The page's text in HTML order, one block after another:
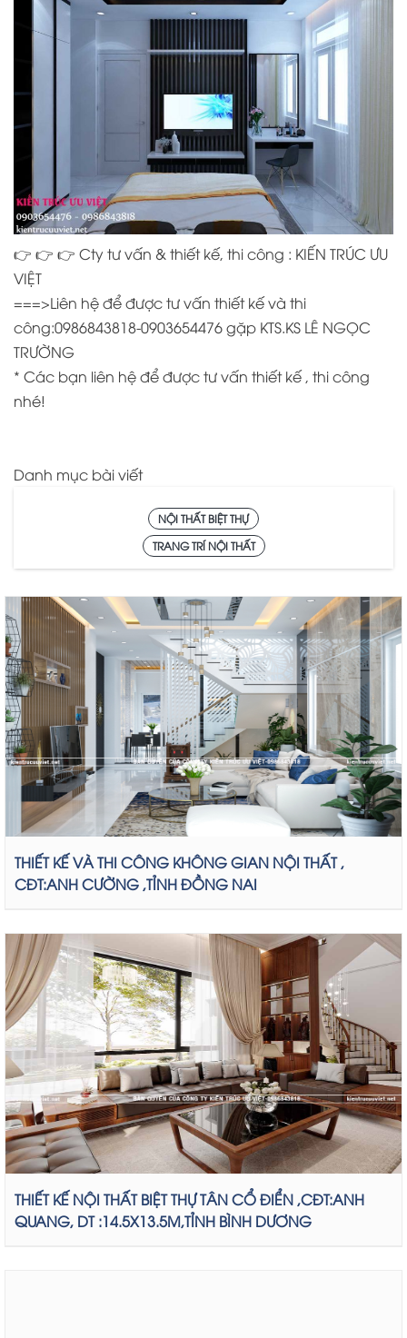
👉 👉 👉 Cty tư vấn & thiết kế, thi công : KIẾN TRÚC ƯU
VIỆT
===>Liên hệ để được tư vấn thiết kế và thi
công:0986843818-0903654476 gặp KTS.KS LÊ NGỌC
TRƯỜNG
* Các bạn liên hệ để được tư vấn thiết kế , thi công
nhé!
Danh mục bài viết
NỘI THẤT BIỆT THỰ
TRANG TRÍ NỘI THẤT
THIẾT KẾ VÀ THI CÔNG KHÔNG GIAN NỘI THẤT ,
CĐT:ANH CƯỜNG ,TỈNH ĐỒNG NAI
THIẾT KẾ NỘI THẤT BIỆT THỰ TÂN CỔ ĐIỂN ,CĐT:ANH
QUANG, DT :14.5X13.5M,TỈNH BÌNH DƯƠNG